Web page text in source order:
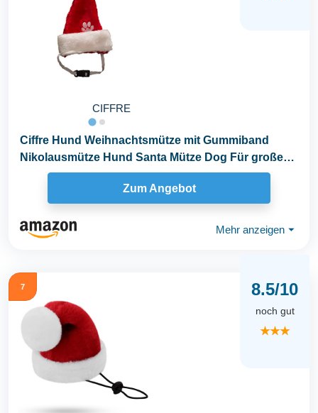
CIFFRE
Ciffre Hund Weihnachtsmütze mit Gummiband
Nikolausmütze Hund Santa Mütze Dog Für große
Hunde
Zum Angebot
Mehr anzeigen ⏷
7 8.5/10
noch gut
★★★